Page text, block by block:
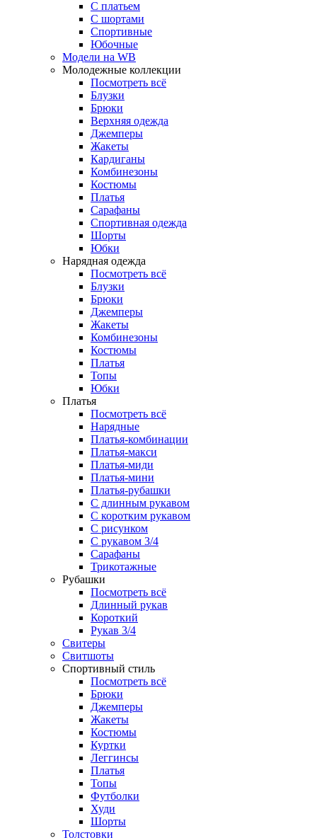
С платьем
С шортами
Спортивные
Юбочные
Модели на WB
Молодежные коллекции
Посмотреть всё
Блузки
Брюки
Верхняя одежда
Джемперы
Жакеты
Кардиганы
Комбинезоны
Костюмы
Платья
Сарафаны
Спортивная одежда
Шорты
Юбки
Нарядная одежда
Посмотреть всё
Блузки
Брюки
Джемперы
Жакеты
Комбинезоны
Костюмы
Платья
Топы
Юбки
Платья
Посмотреть всё
Нарядные
Платья-комбинации
Платья-макси
Платья-миди
Платья-мини
Платья-рубашки
С длинным рукавом
С коротким рукавом
С рисунком
С рукавом 3/4
Сарафаны
Трикотажные
Рубашки
Посмотреть всё
Длинный рукав
Короткий
Рукав 3/4
Свитеры
Свитшоты
Спортивный стиль
Посмотреть всё
Брюки
Джемперы
Жакеты
Костюмы
Куртки
Леггинсы
Платья
Топы
Футболки
Худи
Шорты
Толстовки